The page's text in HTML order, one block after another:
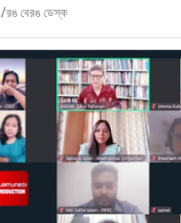
রঙ বেরঙ ডেস্ক